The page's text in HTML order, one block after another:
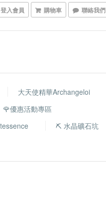
登入會員 購物車 聯絡我們
大天使精華Archangeloi
🌹優惠活動專區
⛏️ 水晶礦石坑